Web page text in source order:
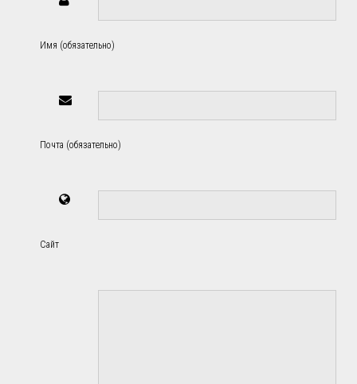
Имя (обязательно)
Почта (обязательно)
Сайт